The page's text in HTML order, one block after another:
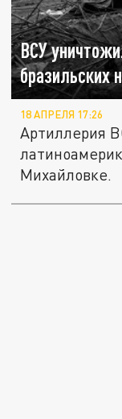
ВСУ
бразильских
18 АПРЕЛЯ 17:26
Артиллерия
Михайловке.